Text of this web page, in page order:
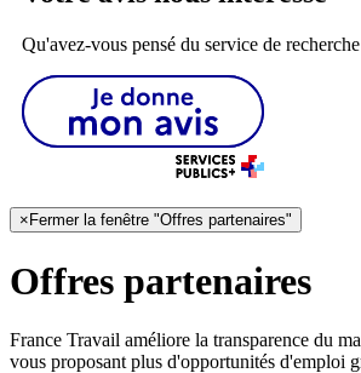
Qu'avez-vous pensé du service de
× Fermer la fenêtre "Offres partenaires"
Offres partenaires
France Travail améliore la transparence du
vous proposant plus d'opportunités d'emploi